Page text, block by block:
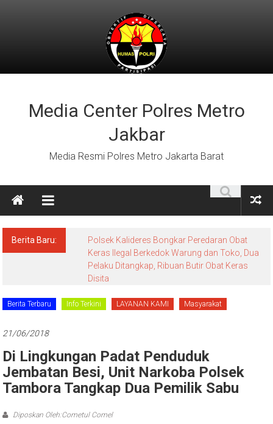
Media Center Polres Metro
Jakbar
Media Resmi Polres Metro Jakarta Barat
Berita Baru:
Polsek Kalideres Bongkar Peredaran Obat
Keras Ilegal Berkedok Warung dan Toko, Dua
Pelaku Ditangkap, Ribuan Butir Obat Keras
Disita
Berita Terbaru Info Terkini LAYANAN KAMI Masyarakat
21/06/2018
Di Lingkungan Padat Penduduk
Jembatan Besi, Unit Narkoba Polsek
Tambora Tangkap Dua Pemilik Sabu
Diposkan Oleh:Cometul Comel